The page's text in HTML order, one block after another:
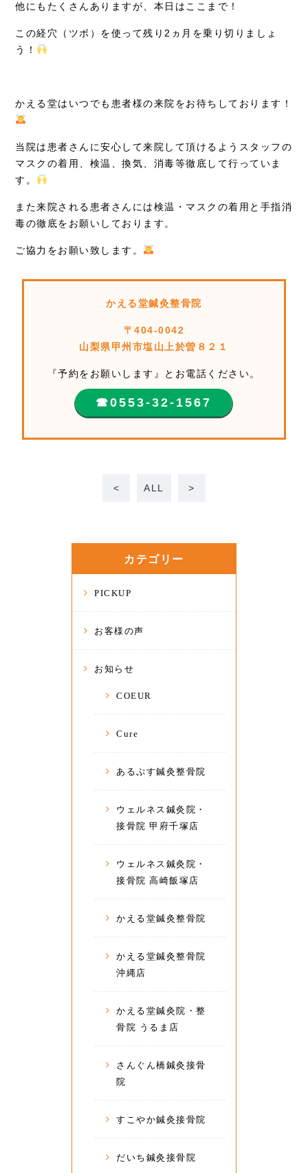
他にもたくさんありますが、本日はここまで！
この経穴（ツボ）を使って残り2ヵ月を乗り切りましょ
う！
かえる堂はいつでも患者様の来院をお待ちしております！
当院は患者さんに安心して来院して頂けるようスタッフの
マスクの着用、検温、換気、消毒等徹底して行っていま
す。
また来院される患者さんには検温・マスクの着用と手指消
毒の徹底をお願いしております。
ご協力をお願い致します。
かえる堂鍼灸整骨院
〒404-0042
山梨県甲州市塩山上於曽８２１
『予約をお願いします』とお電話ください。
☎︎0553-32-1567
< ALL >
カテゴリー
PICKUP
お客様の声
お知らせ
COEUR
Cure
あるぷす鍼灸整骨院
ウェルネス鍼灸院・
接骨院 甲府千塚店
ウェルネス鍼灸院・
接骨院 高崎飯塚店
かえる堂鍼灸整骨院
かえる堂鍼灸整骨院
沖縄店
かえる堂鍼灸院・整
骨院 うるま店
さんぐん橋鍼灸接骨
院
すこやか鍼灸接骨院
だいち鍼灸接骨院